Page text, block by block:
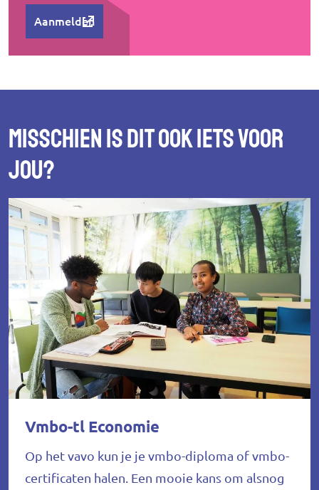
Aanmelden
Misschien is dit ook iets voor
jou?
Vmbo-tl Economie
Op het vavo kun je je vmbo-diploma of vmbo-
certificaten halen. Een mooie kans om alsnog